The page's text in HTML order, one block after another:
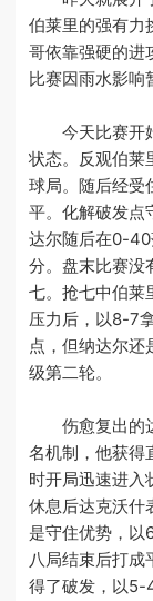
伯莱里的强有力
哥依靠强硬的进
比赛因雨水影响
今天比赛开始
状态。反观伯莱
球局。随后经受
平。化解破发点
达尔随后在0-40
分。盘末比赛没
七。抢七中伯莱
压力后，以8-7
点，但纳达尔还
级第二轮。
伤愈复出的达
名机制，他获得
时开局迅速进
休息后达克沃什
是守住优势，
八局结束后打成
得了破发，以5-